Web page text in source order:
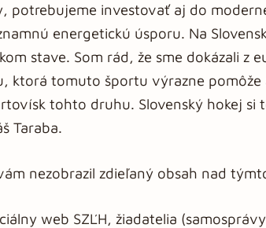
potrebujeme investovať aj do
energetickú úsporu. Na
stave. Som rád, že sme dokázali z
ktorá tomuto športu výrazne pomôže
tohto druhu. Slovenský hokej si
Taraba.
nezobrazil zdieľaný obsah nad
web SZĽH, žiadatelia